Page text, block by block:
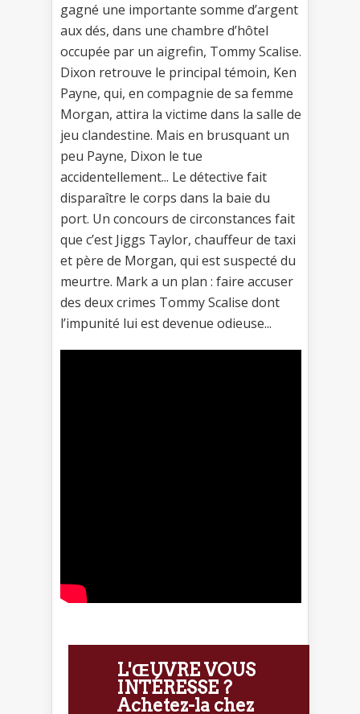
gagné une importante somme d’argent
aux dés, dans une chambre d’hôtel
occupée par un aigrefin, Tommy Scalise.
Dixon retrouve le principal témoin, Ken
Payne, qui, en compagnie de sa femme
Morgan, attira la victime dans la salle de
jeu clandestine. Mais en brusquant un
peu Payne, Dixon le tue
accidentellement... Le détective fait
disparaître le corps dans la baie du
port. Un concours de circonstances fait
que c’est Jiggs Taylor, chauffeur de taxi
et père de Morgan, qui est suspecté du
meurtre. Mark a un plan : faire accuser
des deux crimes Tommy Scalise dont
l’impunité lui est devenue odieuse...
L'ŒUVRE VOUS
INTÉRESSE ?
Achetez-la chez